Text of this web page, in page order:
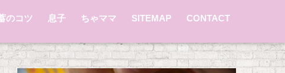
のコツ 息子 ちゃママ SITEMAP CONTACT